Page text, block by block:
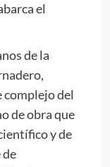
el
de la
complejo del
de obra que
y de